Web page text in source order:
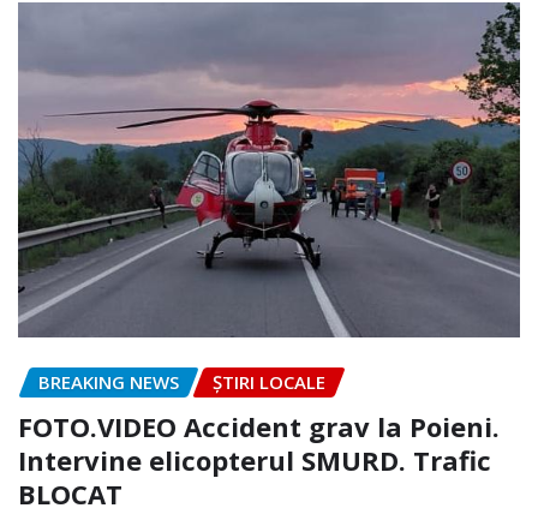
BREAKING NEWS ȘTIRI LOCALE
FOTO.VIDEO Accident grav la Poieni.
Intervine elicopterul SMURD. Trafic
BLOCAT